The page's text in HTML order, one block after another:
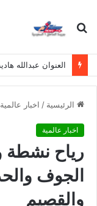
بحث
الرئيسية / اخبار عالمية
اخبار عالمية
رياح نشطة
الجوف
والقصيم